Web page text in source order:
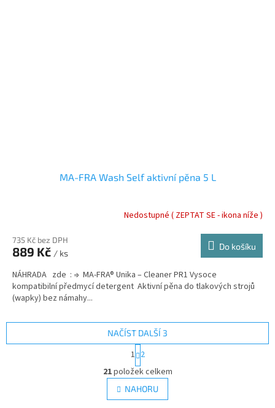
MA-FRA Wash Self aktivní pěna 5 L
Nedostupné ( ZEPTAT SE - ikona níže )
735 Kč bez DPH
889 Kč / ks
Do košíku
NÁHRADA zde : ⇒ MA-FRA® Unika – Cleaner PR1 Vysoce
kompatibilní předmycí detergent Aktivní pěna do tlakových strojů
(wapky) bez námahy...
O
v
l
á
NAČÍST DALŠÍ 3
S
t
r
á
n
k
1 2
21položek celkem
NAHORU